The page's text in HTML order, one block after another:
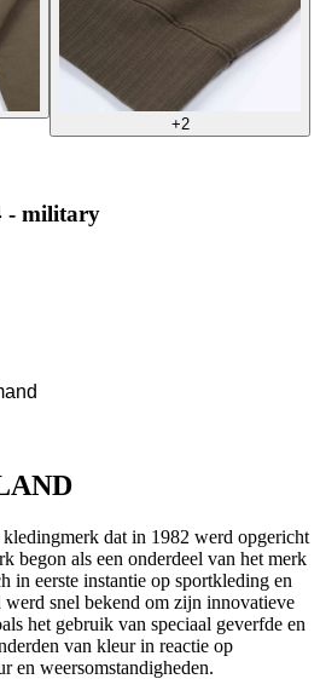
+2
- military
kledingmerk dat in 1982 werd opgericht
begon als een onderdeel van het merk
in eerste instantie op sportkleding en
snel bekend om zijn innovatieve
het gebruik van speciaal geverfde en
van kleur in reactie op
en weersomstandigheden.